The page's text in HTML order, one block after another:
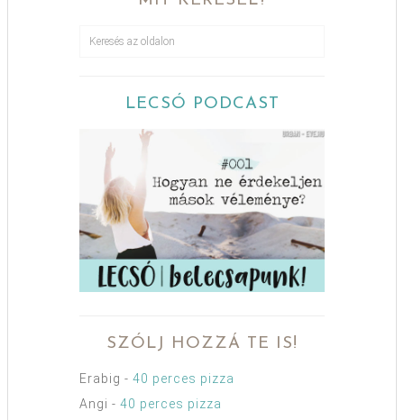
LECSÓ PODCAST
SZÓLJ HOZZÁ TE IS!
Erabig - 40 perces pizza
Angi - 40 perces pizza